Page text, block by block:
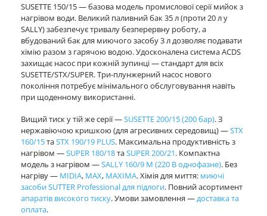
SUSETTE 150/15 — базова модель промислової серії мийок з
нагрівом води. Великий паливний бак 35 л (проти 20 л у
SALLY) забезпечує тривалу безперервну роботу, а
вбудований бак для миючого засобу 3 л дозволяє подавати
хімію разом з гарячою водою. Удосконалена система ACDS
захищає насос при кожній зупинці — стандарт для всіх
SUSETTE/STX/SUPER. Три-плунжерний насос нового
покоління потребує мінімального обслуговування навіть
при щоденному використанні.
Вищий тиск у тій же серії —SUSETTE 200/15 (200 бар). З
нержавіючою кришкою (для агресивних середовищ) —STX
160/15таSTX 190/19 PLUS. Максимальна продуктивність з
нагрівом —SUPER 180/18таSUPER 200/21. Компактна
модель з нагрівом —SALLY 160/9 M (220 В однофазне). Без
нагріву — MIDIA, MAX, MAXIMA. Хімія для миття: миючі
засоби SUTTER Professional для підлоги. Повний асортимент
апаратів високого тиску. Умови замовлення —доставка та
оплата.